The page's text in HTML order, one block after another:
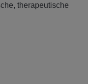
therapeutische